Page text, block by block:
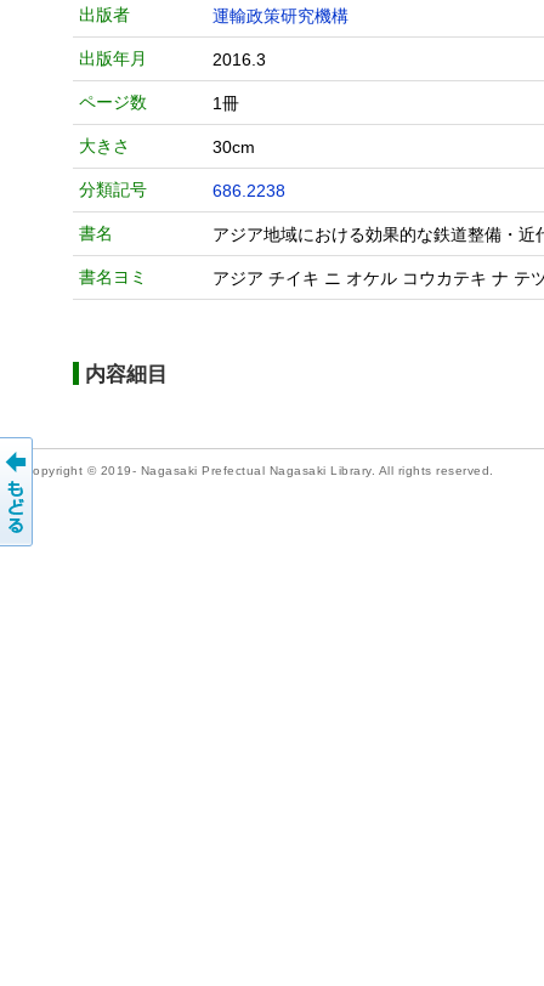
出版者 運輸政策研究機構
出版年月 2016.3
ページ数 1冊
大きさ 30cm
分類記号 686.2238
書名 アジア地域における効果的な鉄道整備・
書名ヨミ アジア チイキ ニ オケル コウカテキ ナ テ
内容細目
Copyright © 2019- Nagasaki Prefectual Nagasaki Library. All rights reserved.